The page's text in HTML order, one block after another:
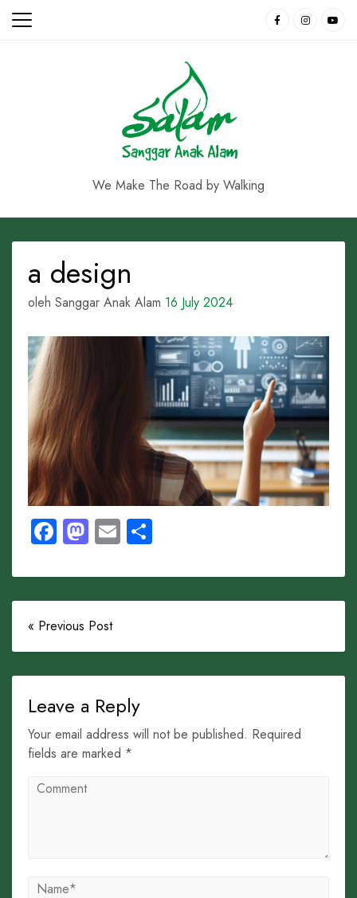
Skip
We Make The Road by Walking
a design
oleh Sanggar Anak Alam 16 July 2024
Facebook
Mastodon
Email
« Previous Post
Leave a Reply
Your email address will not be published. Required
fields are marked *